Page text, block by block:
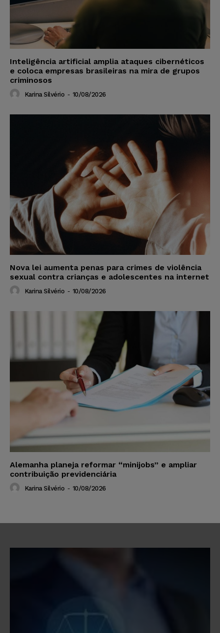
Inteligência artificial amplia ataques cibernéticos
e coloca empresas brasileiras na mira de grupos
criminosos
Karina Silvério - 10/08/2026
Nova lei aumenta penas para crimes de violência
sexual contra crianças e adolescentes na internet
Karina Silvério - 10/08/2026
Alemanha planeja reformar “minijobs” e ampliar
contribuição previdenciária
Karina Silvério - 10/08/2026